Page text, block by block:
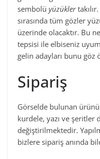
sembolü yüzükler
sırasında tüm gözler
üzerinde olacaktır. Bu
tepsisi ile elbiseniz
gelin adayları bunu
Sipariş
Görselde bulunan
kurdele, yazı ve şeritler
değiştirilmektedir.
bizlere sipariş anında